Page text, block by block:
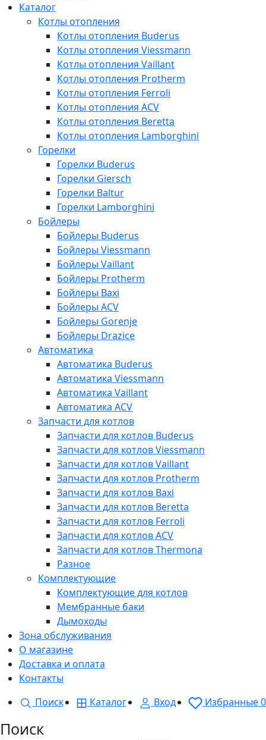
Каталог
Котлы отопления
Котлы отопления Buderus
Котлы отопления Viessmann
Котлы отопления Vaillant
Котлы отопления Protherm
Котлы отопления Ferroli
Котлы отопления ACV
Котлы отопления Beretta
Котлы отопления Lamborghini
Горелки
Горелки Buderus
Горелки Giersch
Горелки Baltur
Горелки Lamborghini
Бойлеры
Бойлеры Buderus
Бойлеры Viessmann
Бойлеры Vaillant
Бойлеры Protherm
Бойлеры Baxi
Бойлеры ACV
Бойлеры Gorenje
Бойлеры Drazice
Автоматика
Автоматика Buderus
Автоматика Viessmann
Автоматика Vaillant
Автоматика ACV
Запчасти для котлов
Запчасти для котлов Buderus
Запчасти для котлов Viessmann
Запчасти для котлов Vaillant
Запчасти для котлов Protherm
Запчасти для котлов Baxi
Запчасти для котлов Beretta
Запчасти для котлов Ferroli
Запчасти для котлов ACV
Запчасти для котлов Thermona
Разное
Комплектующие
Комплектующие для котлов
Мембранные баки
Дымоходы
Зона обслуживания
О магазине
Доставка и оплата
Контакты
Поиск
Каталог Вход Избранные0
Поиск